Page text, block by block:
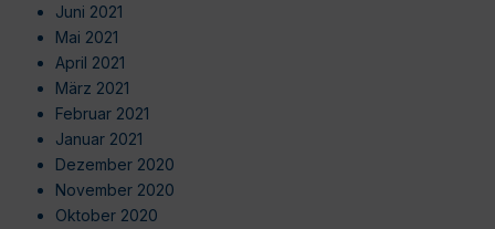
Juni 2021
Mai 2021
April 2021
März 2021
Februar 2021
Januar 2021
Dezember 2020
November 2020
Oktober 2020